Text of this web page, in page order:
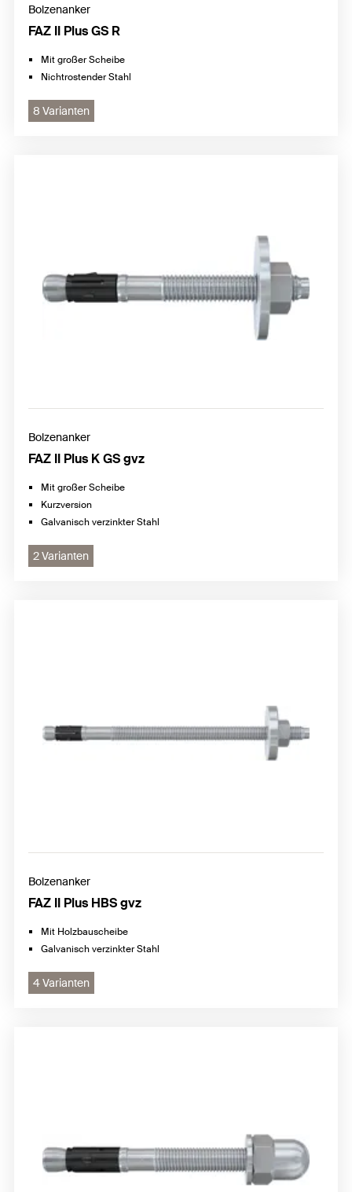
Bolzenanker
FAZ II Plus GS R
Mit großer Scheibe
Nichtrostender Stahl
8 Varianten
Bolzenanker
FAZ II Plus K GS gvz
Mit großer Scheibe
Kurzversion
Galvanisch verzinkter Stahl
2 Varianten
Bolzenanker
FAZ II Plus HBS gvz
Mit Holzbauscheibe
Galvanisch verzinkter Stahl
4 Varianten